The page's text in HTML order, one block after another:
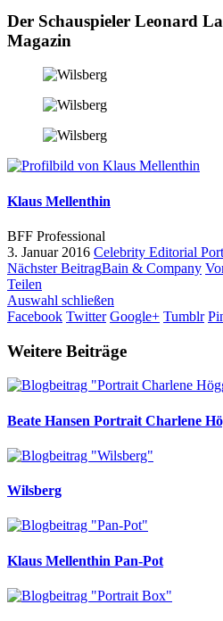
Der Schauspieler Leonard
Magazin
Klaus Mellenthin
BFF Professional
3. Januar 2016 Celebrity Editorial
Nächster BeitragBain & Company
Teilen
Auswahl schließen
Facebook Twitter Google+ Tumblr
Weitere Beiträge
Beate Hansen Portrait Charlene
Wilsberg
Klaus Mellenthin Pan-Pot